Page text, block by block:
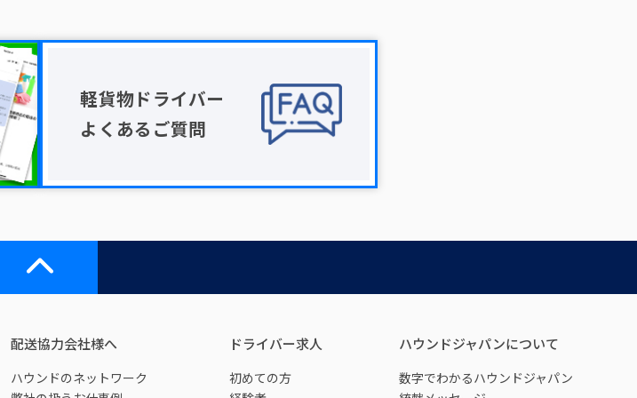
軽貨物ドライバー
よくあるご質問
配送協力会社様へ
ハウンドのネットワーク
ドライバー求人
初めての方
ハウンドジャパンについて
数字でわかるハウンドジャパン